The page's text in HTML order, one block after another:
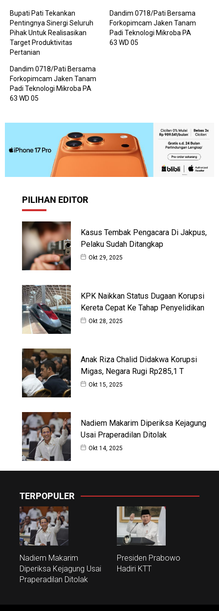
Bupati Pati Tekankan
Pentingnya Sinergi Seluruh
Pihak Untuk Realisasikan
Target Produktivitas
Pertanian
Dandim 0718/Pati Bersama
Forkopimcam Jaken Tanam
Padi Teknologi Mikroba PA
63 WD 05
Dandim 0718/Pati Bersama
Forkopimcam Jaken Tanam
Padi Teknologi Mikroba PA
63 WD 05
PILIHAN EDITOR
Kasus Tembak Pengacara Di Jakpus,
Pelaku Sudah Ditangkap
Okt 29, 2025
KPK Naikkan Status Dugaan Korupsi
Kereta Cepat Ke Tahap Penyelidikan
Okt 28, 2025
Anak Riza Chalid Didakwa Korupsi
Migas, Negara Rugi Rp285,1 T
Okt 15, 2025
Nadiem Makarim Diperiksa Kejagung
Usai Praperadilan Ditolak
Okt 14, 2025
TERPOPULER
Nadiem Makarim
Diperiksa Kejagung Usai
Praperadilan Ditolak
Presiden Prabowo
Hadiri KTT